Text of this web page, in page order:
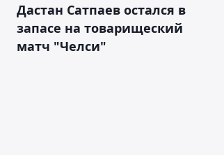
Дастан Сатпаев остался в
запасе на товарищеский
матч "Челси"